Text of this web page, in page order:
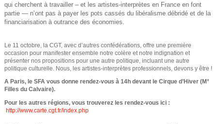
qui cherchent à travailler – et les artistes-interprètes en France en font
partie — n’ont pas à payer les pots cassés du libéralisme débridé et de la
financiarisation à outrance des économies.
Le 11 octobre, la CGT, avec d’autres confédérations, offre une première
occasion pour manifester ensemble notre colère et notre indignation et
présenter nos propositions pour une autre politique, incluant une autre
politique culturelle. Nous, les artistes-interprètes professionnels, devons y être !
A Paris, le SFA vous donne rendez-vous à 14h devant le Cirque d’Hiver (M°
Filles du Calvaire).
Pour les autres régions, vous trouverez les rendez-vous ici :
http://www.carte.cgt.fr/index.php